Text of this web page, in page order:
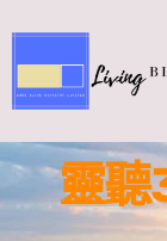
to
content
關於我們
靈聽